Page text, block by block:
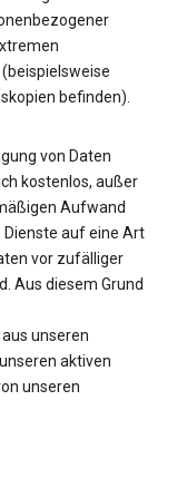
befinden).
von Daten
kostenlos, außer
Aufwand
auf eine Art
vor zufälliger
Aus diesem Grund
unseren
aktiven
unseren